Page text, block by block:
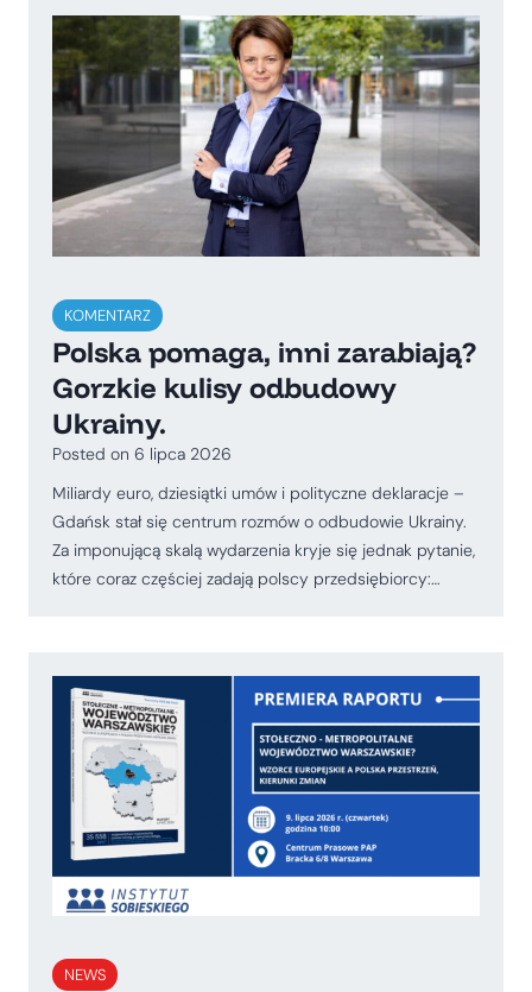
KOMENTARZ
Polska pomaga, inni zarabiają?
Gorzkie kulisy odbudowy
Ukrainy.
Posted on 6 lipca 2026
Miliardy euro, dziesiątki umów i polityczne deklaracje –
Gdańsk stał się centrum rozmów o odbudowie Ukrainy.
Za imponującą skalą wydarzenia kryje się jednak pytanie,
które coraz częściej zadają polscy przedsiębiorcy:…
NEWS